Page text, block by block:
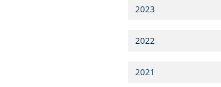
2023
2022
2021